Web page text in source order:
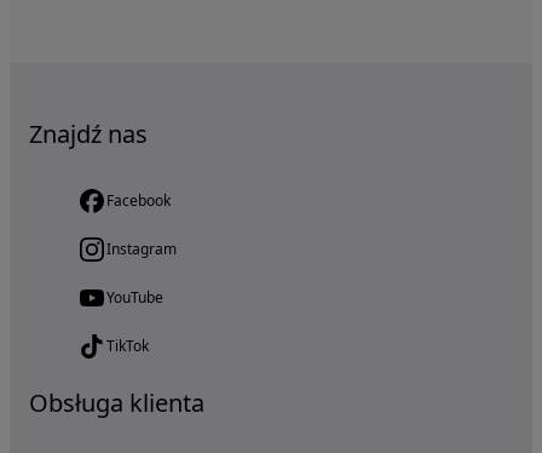
Znajdź nas
Facebook
Instagram
YouTube
TikTok
Obsługa klienta